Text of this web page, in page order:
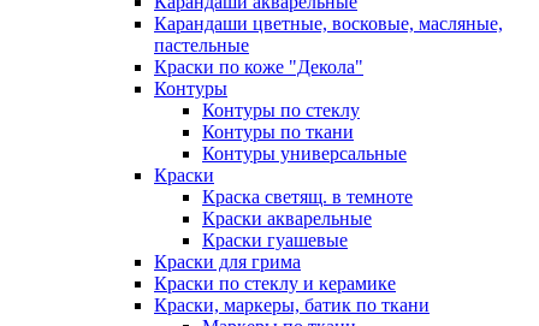
Карандаши цветные, восковые, масляные,
пастельные
Краски по коже "Декола"
Контуры
Контуры по стеклу
Контуры по ткани
Контуры универсальные
Краски
Краска светящ. в темноте
Краски акварельные
Краски гуашевые
Краски для грима
Краски по стеклу и керамике
Краски, маркеры, батик по ткани